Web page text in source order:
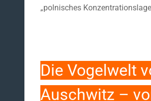
„polnisches
Die Vogelwelt
Auschwitz –